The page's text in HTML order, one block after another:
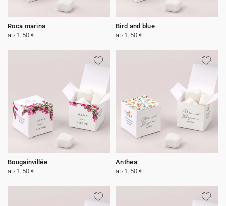
Roca marina
ab 1,50 €
Bird and blue
ab 1,50 €
Bougainvillée
ab 1,50 €
Anthea
ab 1,50 €